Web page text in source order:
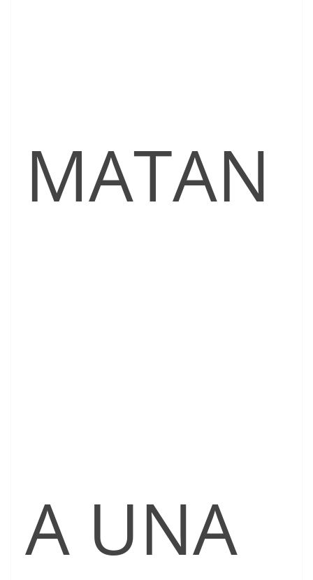
MATAN
A UNA